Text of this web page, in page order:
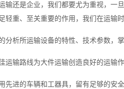
输还是企业，我们都要尤为重视，一
轻重、至关重要的作用，我们在运输
分析所运输设备的特性、技术参数，
运输路线为大件运输创造良好的运输作
先进的车辆和工器具，留有足够的安